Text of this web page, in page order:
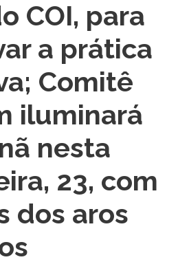
COI, para
a prática
Comitê
iluminará
nesta
23, com
dos aros